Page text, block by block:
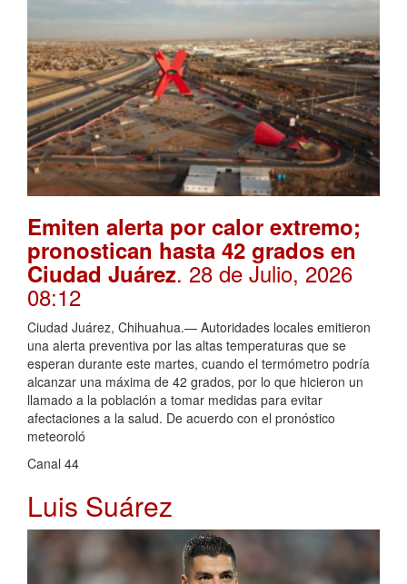
Emiten alerta por calor extremo;
pronostican hasta 42 grados en
Ciudad Juárez. 28 de Julio, 2026
08:12
Ciudad Juárez, Chihuahua.— Autoridades locales emitieron
una alerta preventiva por las altas temperaturas que se
esperan durante este martes, cuando el termómetro podría
alcanzar una máxima de 42 grados, por lo que hicieron un
llamado a la población a tomar medidas para evitar
afectaciones a la salud. De acuerdo con el pronóstico
meteoroló
Canal 44
Luis Suárez